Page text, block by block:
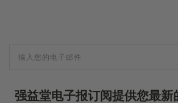
强益堂电子报订阅提供您最新